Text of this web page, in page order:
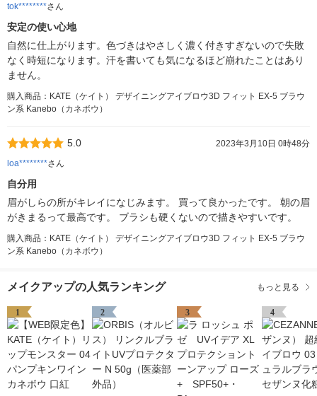
tok********さん
安定の使い心地
自然に仕上がります。色づきはやさしく濃く付きすぎないので失敗
なく時短になります。汗を書いても気になるほど崩れたことはあり
ません。
購入商品：KATE（ケイト） デザイニングアイブロウ3D フィット EX-5 ブラウ
ン系 Kanebo（カネボウ）
5.0
2023年3月10日 0時48分
loa********さん
自分用
眉がしらの所がキレイになじみます。 買って良かったです。 朝の眉
がきまるって最高です。 ブラシも硬くないので描きやすいです。
購入商品：KATE（ケイト） デザイニングアイブロウ3D フィット EX-5 ブラウ
ン系 Kanebo（カネボウ）
メイクアップの人気ランキング もっと見る
1 2 3 4